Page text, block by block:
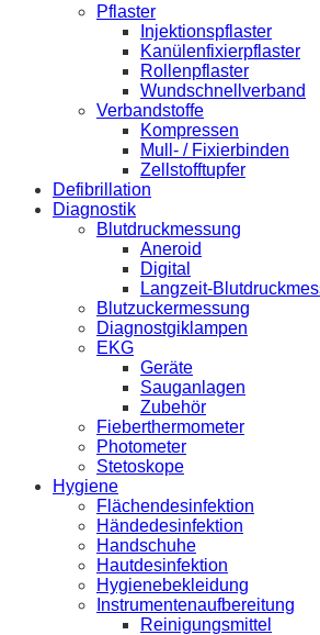
Pflaster
Injektionspflaster
Kanülenfixierpflaster
Rollenpflaster
Wundschnellverband
Verbandstoffe
Kompressen
Mull- / Fixierbinden
Zellstofftupfer
Defibrillation
Diagnostik
Blutdruckmessung
Aneroid
Digital
Langzeit-
Blutzuckermessung
Diagnostgiklampen
EKG
Geräte
Sauganlagen
Zubehör
Fieberthermometer
Photometer
Stetoskope
Hygiene
Flächendesinfektion
Händedesinfektion
Handschuhe
Hautdesinfektion
Hygienebekleidung
Instrumentenaufbereitung
Reinigungsmittel